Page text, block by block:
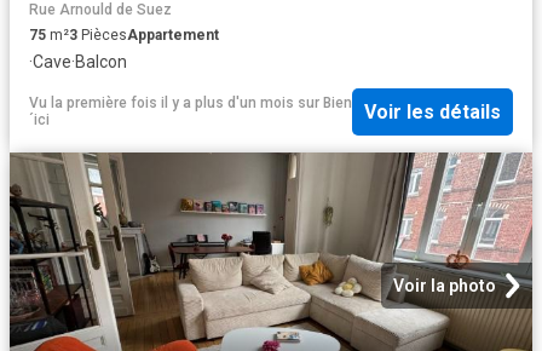
Rue Arnould de Suez
75 m²3 PiècesAppartement
·Cave·Balcon
Vu la première fois il y a plus d'un mois sur Bien
´ici
Voir les détails
Voir la photo